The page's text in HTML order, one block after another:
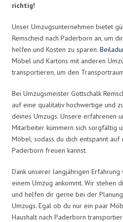
richtig!
Unser Umzugsunternehmen bietet
Remscheid nach Paderborn an, um
helfen und Kosten zu sparen.
Möbel und Kartons mit anderen
transportieren, um den
Bei Umzugsmeister Gottschalk
auf eine qualitativ hochwertige und
deines Umzugs. Unsere erfahrenen
Mitarbeiter kümmern sich sorgfältig
Möbel, sodass du dich entspannt auf
Paderborn freuen kannst.
Dank unserer langjährigen
einem Umzug ankommt. Wir stehen
und helfen dir gerne bei der
Umzugs. Egal ob du nur ein paar
Haushalt nach Paderborn